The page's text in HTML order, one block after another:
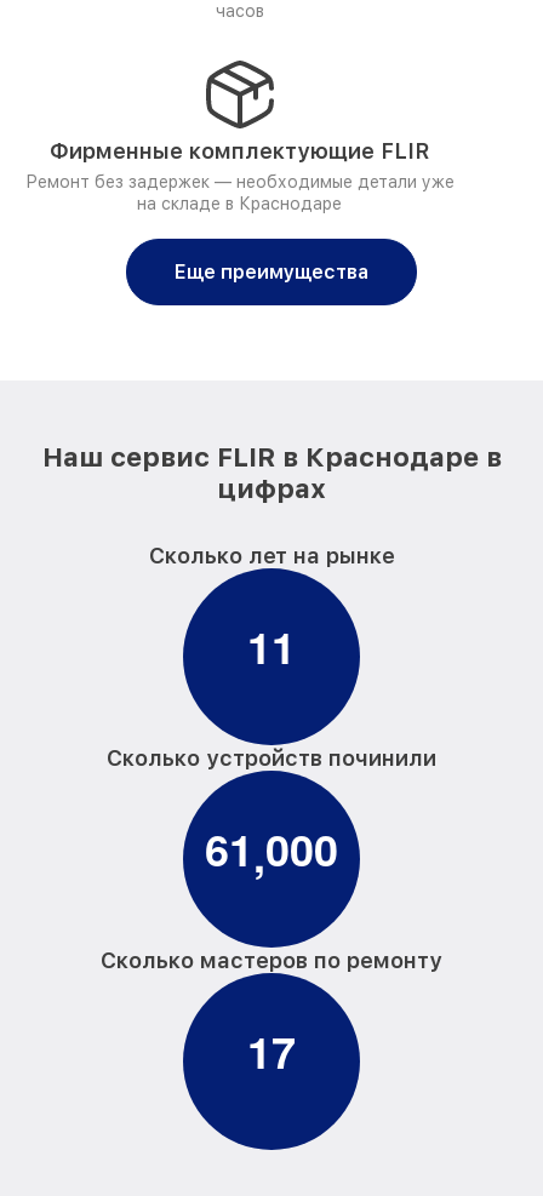
часов
Фирменные комплектующие FLIR
Ремонт без задержек — необходимые детали уже
на складе в Краснодаре
Еще преимущества
Наш сервис FLIR в Краснодаре в
цифрах
Сколько лет на рынке
11
Сколько устройств починили
61,000
Сколько мастеров по ремонту
17